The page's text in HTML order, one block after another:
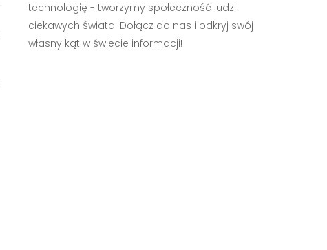
technologię - tworzymy społeczność ludzi
ciekawych świata. Dołącz do nas i odkryj swój
własny kąt w świecie informacji!